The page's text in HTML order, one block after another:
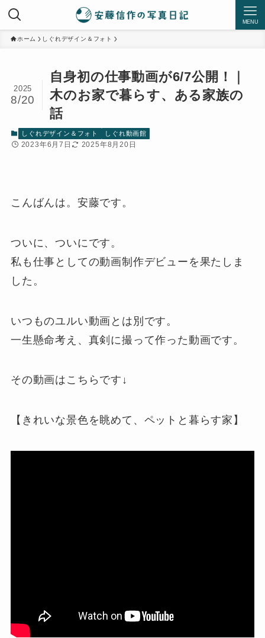
MENU
ホーム しぐれデザイン＆フォト
自身初の仕事動画が6/7公開！｜
木のお家で暮らす、ある家族の
話
2025
8/20
しぐれデザイン＆フォト しぐれ動画館
2023年6月7日 2025年8月20日
こんばんは。安藤です。
ついに、ついにです。
私も仕事としての動画制作デビューを果たしま
した。
いつものユルい動画とは別です。
一生懸命考え、真剣に撮って作った動画です。
その動画はこちらです↓
【きれいな景色を眺めて、ペットと暮らす家】